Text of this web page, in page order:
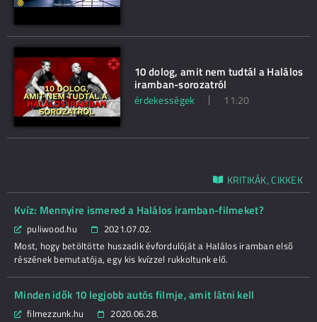
10 dolog, amit nem tudtál a Halálos
iramban-sorozatról
érdekességek 11:20
KRITIKÁK, CIKKEK
Kvíz: Mennyire ismered a Halálos iramban-filmeket?
puliwood.hu
2021.07.02.
Most, hogy betöltötte huszadik évfordulóját a Halálos iramban első
részének bemutatója, egy kis kvízzel rukkoltunk elő.
Minden idők 10 legjobb autós filmje, amit látni kell
filmezzunk.hu
2020.06.28.